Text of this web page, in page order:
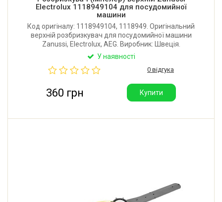
Electrolux 1118949104 для посудомийної
машини
Код оригіналу: 1118949104, 1118949. Оригінальний
верхній розбризкувач для посудомийної машини
Zanussi, Electrolux, AEG. Виробник: Швеція.
Постачається в оригінальній упаковці Electrolux.
У наявності
0 відгука
360 грн Купити